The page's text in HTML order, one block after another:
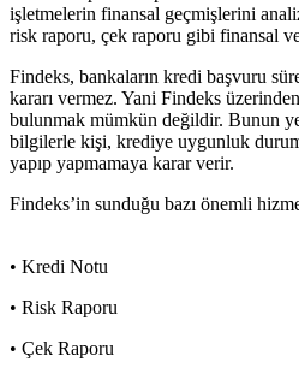
işletmelerin finansal geçmişlerini
risk raporu, çek raporu gibi finansal
Findeks, bankaların kredi başvuru
kararı vermez. Yani Findeks
bulunmak mümkün değildir. Bunun
bilgilerle kişi, krediye uygunluk
yapıp yapmamaya karar verir.
Findeks’in sunduğu bazı önemli
• Kredi Notu
• Risk Raporu
• Çek Raporu